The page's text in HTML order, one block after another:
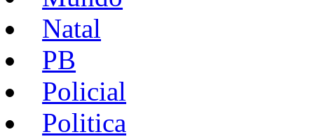
Natal
PB
Policial
Politica